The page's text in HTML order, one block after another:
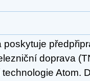
poskytuje
doprava
Atom.